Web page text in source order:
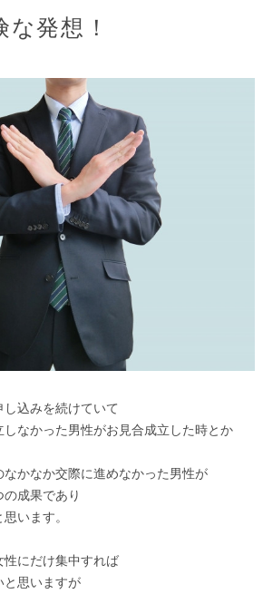
発想！
込みを続けていて
なかった男性がお見合成立した時とか
かなか交際に進めなかった男性が
成果であり
います。
性にだけ集中すれば
と思いますが